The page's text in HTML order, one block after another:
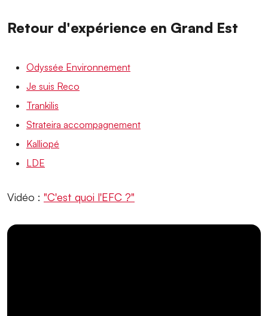
Retour d'expérience en Grand Est
Odyssée Environnement
Je suis Reco
Trankilis
Strateira accompagnement
Kalliopé
LDE
Vidéo : "C'est quoi l'EFC ?"